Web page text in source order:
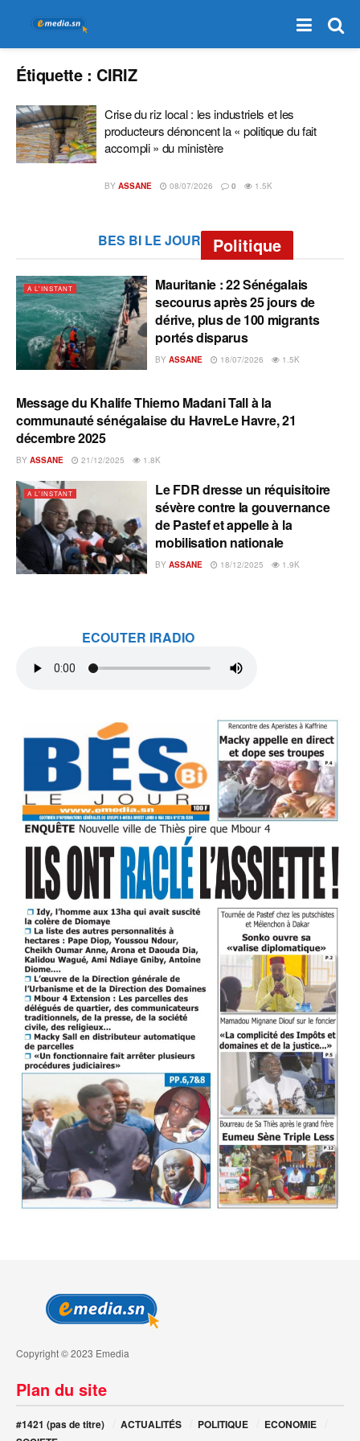
Étiquette : CIRIZ
Crise du riz local : les industriels et les
producteurs dénoncent la « politique du fait
accompli » du ministère
BY ASSANE 08/07/2026 0 1.5K
BES BI LE JOUR Politique
A L'INSTANT
Mauritanie : 22 Sénégalais
secourus après 25 jours de
dérive, plus de 100 migrants
portés disparus
BY ASSANE 18/07/2026 1.5K
A L'INSTANT
Message du Khalife Thierno Madani Tall à la
communauté sénégalaise du HavreLe Havre, 21
décembre 2025
BY ASSANE 21/12/2025 1.8K
A L'INSTANT
Le FDR dresse un réquisitoire
sévère contre la gouvernance
de Pastef et appelle à la
mobilisation nationale
BY ASSANE 18/12/2025 1.9K
ECOUTER IRADIO
Copyright © 2023 Emedia
Plan du site
#1421 (pas de titre) ACTUALITÉS POLITIQUE
ECONOMIE